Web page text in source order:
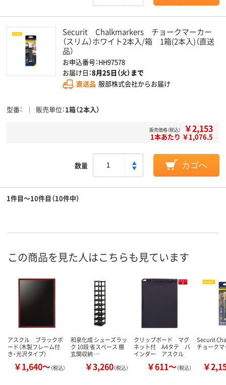
Securit Chalkmarkers チョークマーカー
（スリム）ホワイト2本入/箱 1箱(2本入)（直送
品）
お申込番号：HH97578
お届け日：8月25日（火）まで
直送品 服部株式会社からお届け
型番 販売単位 1箱（2本入）
販売価格（税込） ￥2,153
1本あたり ￥1,076.5
数量 カゴへ
1件目～10件目（10件中）
この商品を見た人はこちらも見ています
アスクル ブラックボ
ード（木製フレーム付
き・光沢タイプ）
￥1,640～（税込）
和泉化成 シューズラッ
ク 10段 省スペース 棚
玄関収納 …
￥3,260（税込）
クリップボード マグ
ネット付 A4タテ バ
インダー アスクル
￥611～（税込）
Securit
チョーク
￥